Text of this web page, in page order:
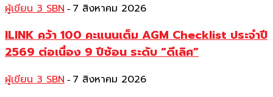
ผู้เขียน 3 SBN - 7 สิงหาคม 2026
ILINK คว้า 100 คะแนนเต็ม AGM Checklist ประจำปี
2569 ต่อเนื่อง 9 ปีซ้อน ระดับ “ดีเลิศ”
ผู้เขียน 3 SBN - 7 สิงหาคม 2026